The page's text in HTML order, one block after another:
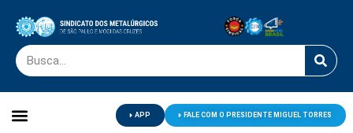
APP FALE COM O PRESIDENTE MIGUEL TORRES